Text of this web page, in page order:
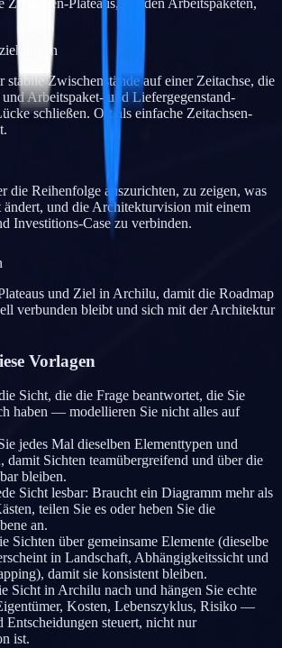
stabile Zwischenstände auf einer Zeitachse, die
Arbeitspaket- und Liefergegenstand-
schließen. Oft als einfache Zeitachsen-
die Reihenfolge auszurichten, zu zeigen, was
ändert, und die Architekturvision mit einem
Investitions-Case zu verbinden.
und Ziel in Archilu, damit die Roadmap
verbunden bleibt und sich mit der Architektur
Vorlagen
Sicht, die die Frage beantwortet, die Sie
haben — modellieren Sie nicht alles auf
jedes Mal dieselben Elementtypen und
damit Sichten teamübergreifend und über die
bleiben.
Sicht lesbar: Braucht ein Diagramm mehr als
teilen Sie es oder heben Sie die
an.
Sichten über gemeinsame Elemente (dieselbe
in Landschaft, Abhängigkeitssicht und
damit sie konsistent bleiben.
Sicht in Archilu nach und hängen Sie echte
Kosten, Lebenszyklus, Risiko —
Entscheidungen steuert, nicht nur
ist.